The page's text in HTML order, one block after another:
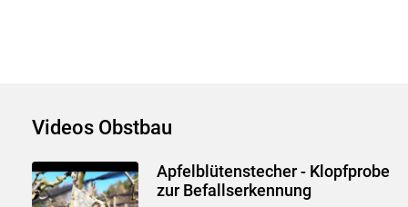
Videos Obstbau
Apfelblütenstecher - Klopfprobe
zur Befallserkennung